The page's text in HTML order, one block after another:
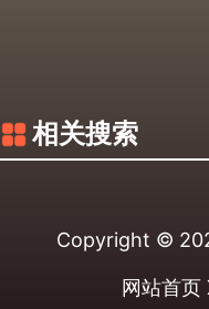
相关搜索
Copyright ©
网站首页